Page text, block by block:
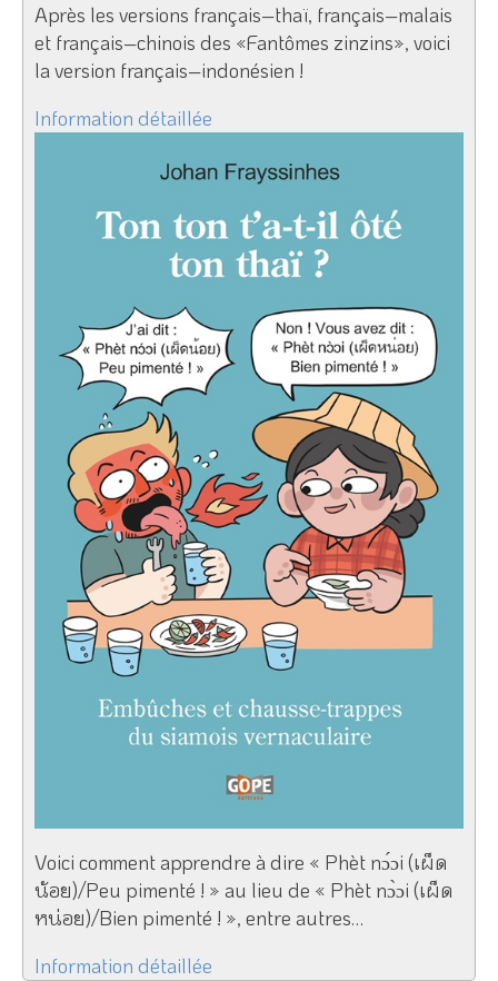
Après les versions français–thaï, français–malais
et français–chinois des «Fantômes zinzins», voici
la version français–indonésien !
Information détaillée
Voici comment apprendre à dire « Phèt nɔ́ɔi (เผ็ด
น้อย)/Peu pimenté ! » au lieu de « Phèt nɔ̀ɔi (เผ็ด
หน่อย)/Bien pimenté ! », entre autres…
Information détaillée